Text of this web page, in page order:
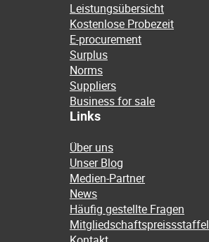
Leistungsübersicht
Kostenlose Probezeit
E-procurement
Surplus
Norms
Suppliers
Business for sale
Links
Über uns
Unser Blog
Medien-Partner
News
Häufig gestellte Fragen
Mitgliedschaftspreissstaffel